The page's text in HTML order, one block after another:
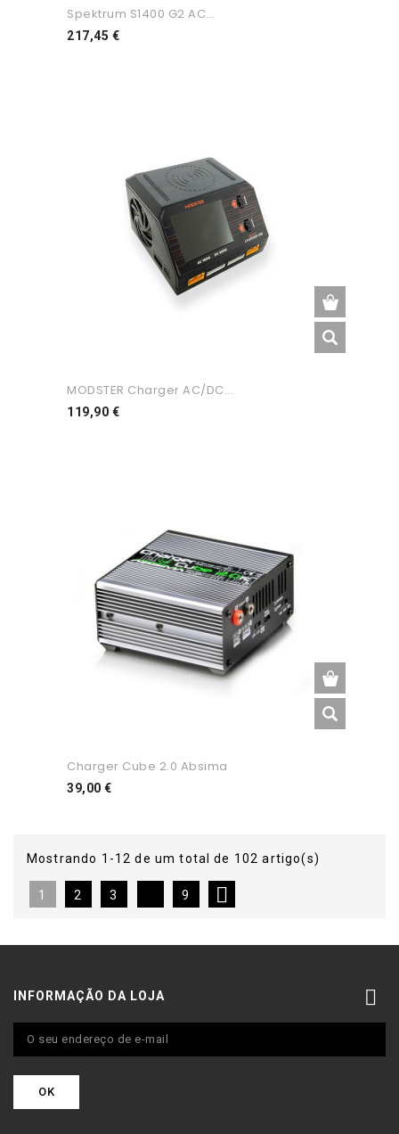
Spektrum S1400 G2 AC...
217,45 €Preço
MODSTER Charger AC/DC...
119,90 €Preço
Charger Cube 2.0 Absima
39,00 €Preço
Mostrando 1-12 de um total de 102 artigo(s)
1 2 3 9 
INFORMAÇÃO DA LOJA 